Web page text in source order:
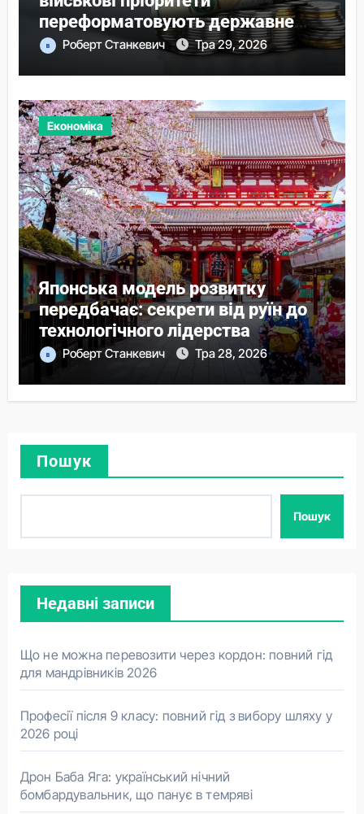
переформатовують державне
господарство
Роберт Станкевич Тра 29, 2026
Економіка
Японська модель розвитку
передбачає: секрети від руїн до
технологічного лідерства
Роберт Станкевич Тра 28, 2026
Пошук
Пошук
Недавні записи
Що не можна перевозити через кордон: повний гід
для мандрівників 2026
Професії після 9 класу: повний гід з вибору шляху у
2026 році
Дрон Баба Яга: український нічний
бомбардувальник, що панує в темряві